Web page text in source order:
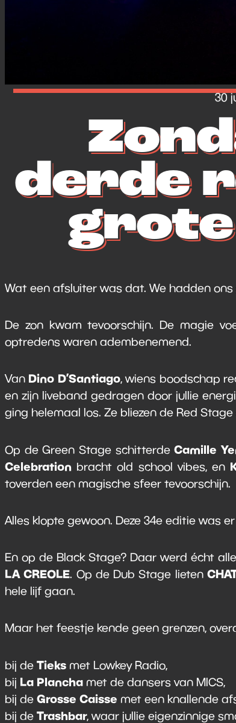
30
derde
Wat een afsluiter was dat. We hadden
De zon kwam tevoorschijn. De magie
optredens waren adembenemend.
Van Dino D’Santiago, wiens boodschap
en zijn liveband gedragen door jullie
ging helemaal los. Ze bliezen de Red
Op de Green Stage schitterdeCamille
Celebration bracht old school vibes, en
toverden een magische sfeer tevoorschijn.
Alles klopte gewoon. Deze 34e editie was
En op de Black Stage? Daar werd écht
LA CREOLE. Op de Dub Stage lieten
hele lijf gaan.
Maar het feestje kende geen grenzen,
bij de Tieks met Lowkey Radio,
bij La Plancha met de dansers van MICS,
bij de Grosse Caisse met een knallende
bij de Trashbar, waar jullie eigenzinnige